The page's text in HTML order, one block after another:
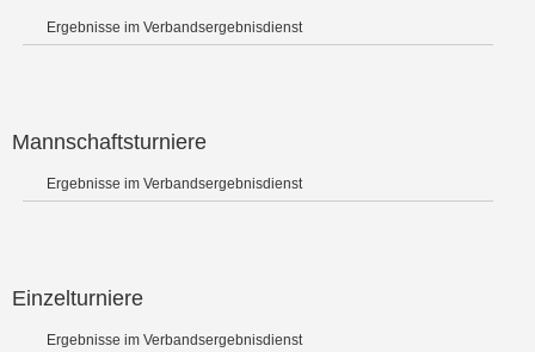
Ergebnisse im Verbandsergebnisdienst
Mannschaftsturniere
Ergebnisse im Verbandsergebnisdienst
Einzelturniere
Ergebnisse im Verbandsergebnisdienst